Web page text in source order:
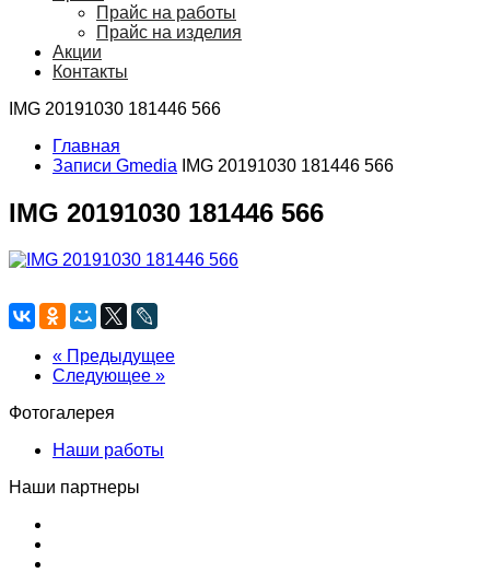
Прайс на работы
Прайс на изделия
Акции
Контакты
IMG 20191030 181446 566
Главная
Записи Gmedia
IMG 20191030 181446 566
IMG 20191030 181446 566
« Предыдущее
Следующее »
Фотогалерея
Наши работы
Наши партнеры